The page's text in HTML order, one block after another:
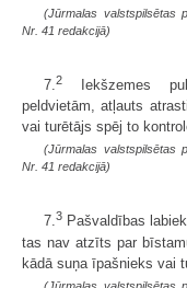
(Jūrmalas valstspilsētas
Nr. 41 redakcijā)
7.2
Iekšzemes
peldvietām, atļauts
vai turētājs spēj to
(Jūrmalas valstspilsētas
Nr. 41 redakcijā)
7.3 Pašvaldības
tas nav atzīts par
kādā suņa īpašnieks vai
(Jūrmalas valstspilsētas